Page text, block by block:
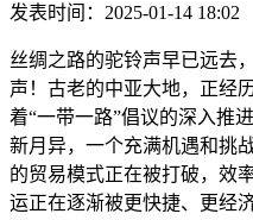
发表时间：2025-01-14 18:02
丝绸之路的驼铃声早已远去
声！古老的中亚大地，正经
着“一带一路”倡议的深入推
新月异，一个充满机遇和挑
的贸易模式正在被打破，效
运正在逐渐被更快捷、更经